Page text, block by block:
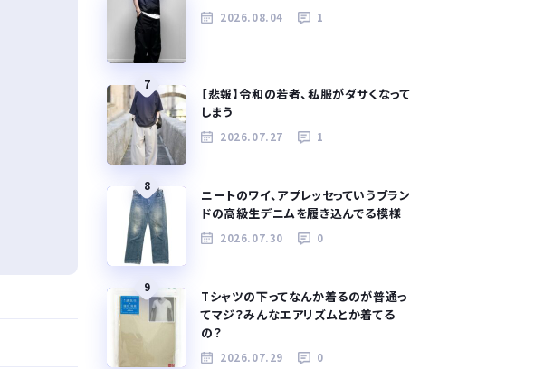
2026.08.04 1
7
【悲報】令和の若者、私服がダサくなって
しまう
2026.07.27 1
8
ニートのワイ、アプレッセっていうブラン
ドの高級生デニムを履き込んでる模様
2026.07.30 0
9
Tシャツの下ってなんか着るのが普通っ
てマジ？みんなエアリズムとか着てる
の？
2026.07.29 0